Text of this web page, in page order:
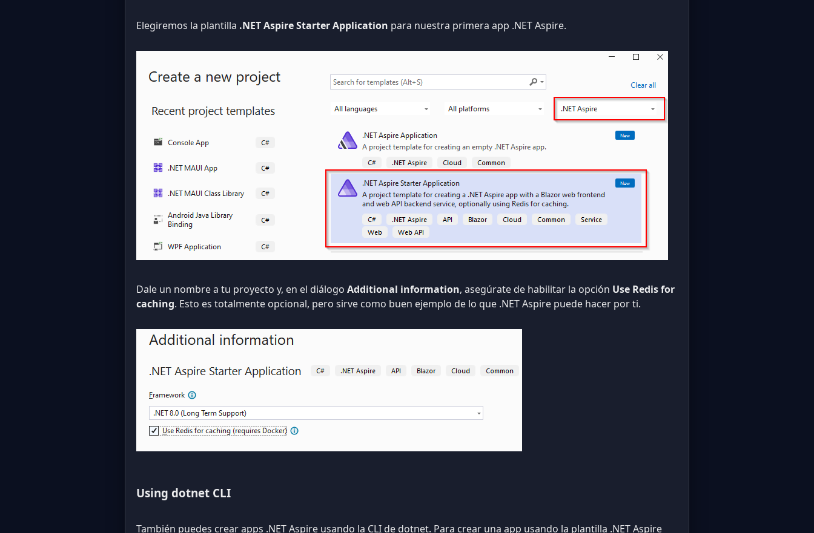
Elegiremos la plantilla .NET Aspire Starter Application para nuestra primera app .NET Aspire.
Dale un nombre a tu proyecto y, en el diálogo Additional information, asegúrate de habilitar la opción Use Redis for
caching. Esto es totalmente opcional, pero sirve como buen ejemplo de lo que .NET Aspire puede hacer por ti.
Using dotnet CLI
También puedes crear apps .NET Aspire usando la CLI de dotnet. Para crear una app usando la plantilla .NET Aspire